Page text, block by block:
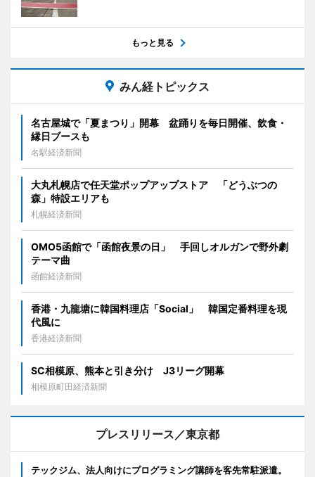
もっと見る
みん経トピックス
名古屋城で「夏まつり」開幕 盆踊りを毎日開催、飲食・
縁日ブースも
名駅経済新聞
大丸札幌店で任天堂ポップアップストア 「どうぶつの
森」特設エリアも
札幌経済新聞
OMO5函館で「函館夜景の日」 手回しオルガンで野外劇
テーマ曲
函館経済新聞
香港・九龍塘に韓国料理店「Social」 韓国定番料理を現
代風に
香港経済新聞
SC相模原、熊本と引き分け J3リーグ開幕
相模原町田経済新聞
プレスリリース／東京都
テックジム、法人向けにプログラミング講師を客先常駐派遣。